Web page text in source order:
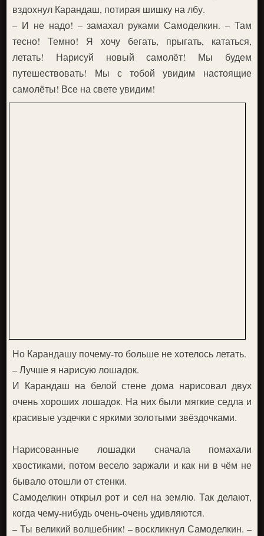
вздохнул Карандаш, потирая шишку на лбу.
– И не надо! – замахал руками Самоделкин. – Там
тесно! Темно! Я хочу бегать, прыгать, кататься,
летать! Нарисуй новый самолёт! Мы будем
путешествовать! Мы с тобой увидим настоящие
самолёты! Все на свете увидим!
Но Карандашу почему-то больше не хотелось летать.
– Лучше я нарисую лошадок.
И Карандаш на белой стене дома нарисовал двух
очень хороших лошадок. На них были мягкие седла и
красивые уздечки с яркими золотыми звёздочками.
Нарисованные лошадки сначала помахали
хвостиками, потом весело заржали и как ни в чём не
бывало отошли от стенки.
Самоделкин открыл рот и сел на землю. Так делают,
когда чему-нибудь очень-очень удивляются.
– Ты великий волшебник! – воскликнул Самоделкин. –